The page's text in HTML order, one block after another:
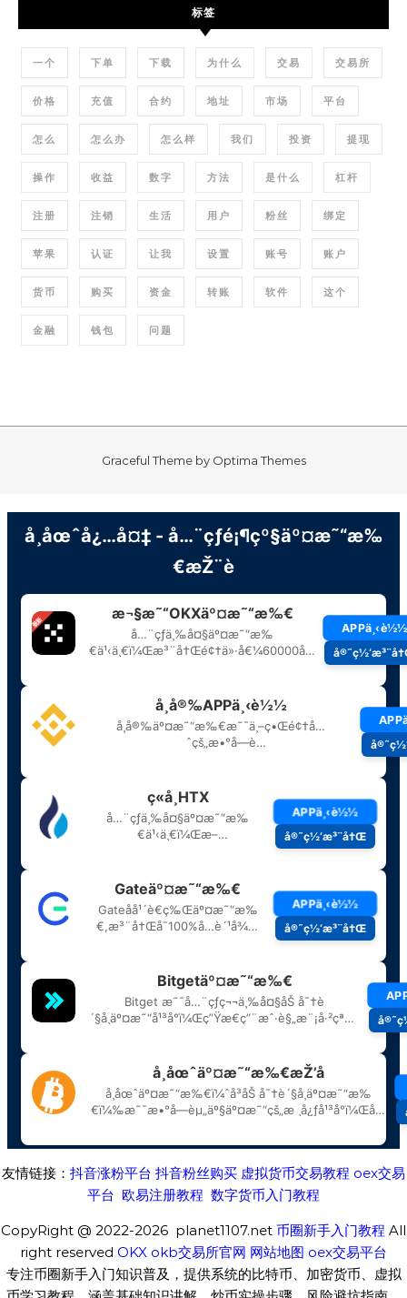
标签
一个 下单 下载 为什么 交易 交易所
价格 充值 合约 地址 市场 平台
怎么 怎么办 怎么样 我们 投资 提现
操作 收益 数字 方法 是什么 杠杆
注册 注销 生活 用户 粉丝 绑定
苹果 认证 让我 设置 账号 账户
货币 购买 资金 转账 软件 这个
金融 钱包 问题
Graceful Theme by Optima Themes
友情链接： 抖音涨粉平台 抖音粉丝购买 虚拟货币交易教程 oex交易
平台 欧易注册教程 数字货币入门教程
CopyRight @ 2022-2026 planet1107.net 币圈新手入门教程 All
right reserved OKX okb交易所官网 网站地图 oex交易平台
专注币圈新手入门知识普及，提供系统的比特币、加密货币、虚拟